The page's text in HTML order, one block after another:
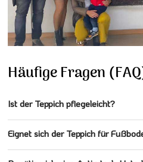
Häufige Fragen
Ist der Teppich pflegeleicht?
Eignet sich der Teppich für